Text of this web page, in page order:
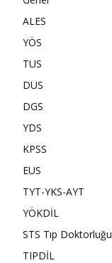
ALES
YÖS
TUS
DUS
DGS
YDS
KPSS
EUS
TYT-YKS-AYT
YÖKDİL
STS Tıp Doktorluğu
TIPDİL